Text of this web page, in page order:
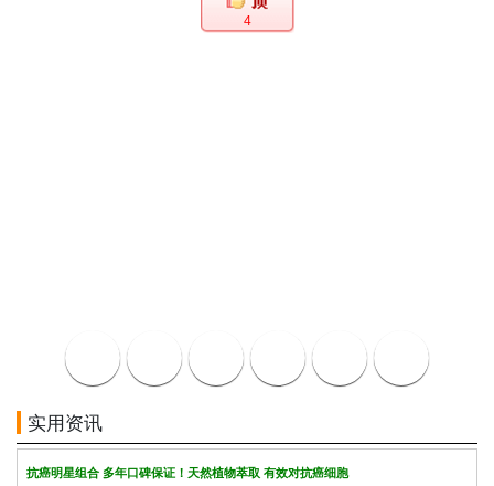
4
实用资讯
抗癌明星组合 多年口碑保证！天然植物萃取 有效对抗癌细胞